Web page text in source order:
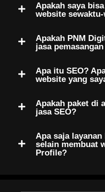
Apakah saya
website
Apakah PNM
jasa
Apa itu SEO?
website yang
Apakah paket di
jasa SEO?
Apa saja
selain membuat
Profile?